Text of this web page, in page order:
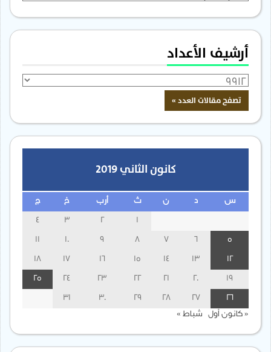
أرشيف الأعداد
كانون الثاني 2019
س ن ث أرب خ ج
3
13
14
15
16
17
18
19
20
21
22
23
24
25
26
27
28
29
30
31
« كانون أول شباط »